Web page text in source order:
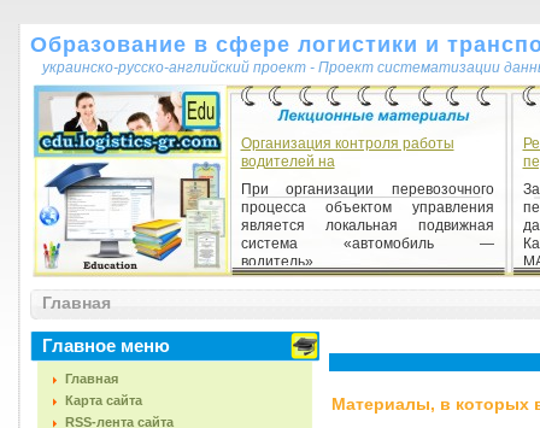
Образование в сфере логистики и
украинско-русско-английский проект - Проект систематизации
Организация контроля работы
водителей на
При организации перевозочного
процесса объектом управления
является локальная подвижная
система «автомобиль —
водитель»,...
Главная
Главное меню
Главная
Карта сайта
RSS-лента сайта
Материалы, в которых